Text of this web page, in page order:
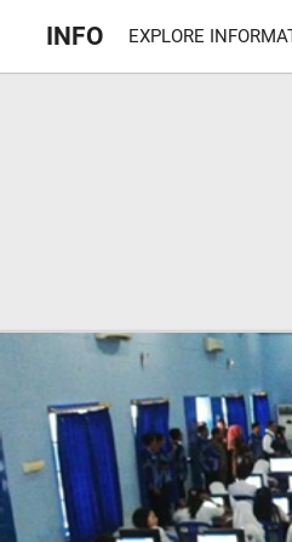
INFO EXPLORE